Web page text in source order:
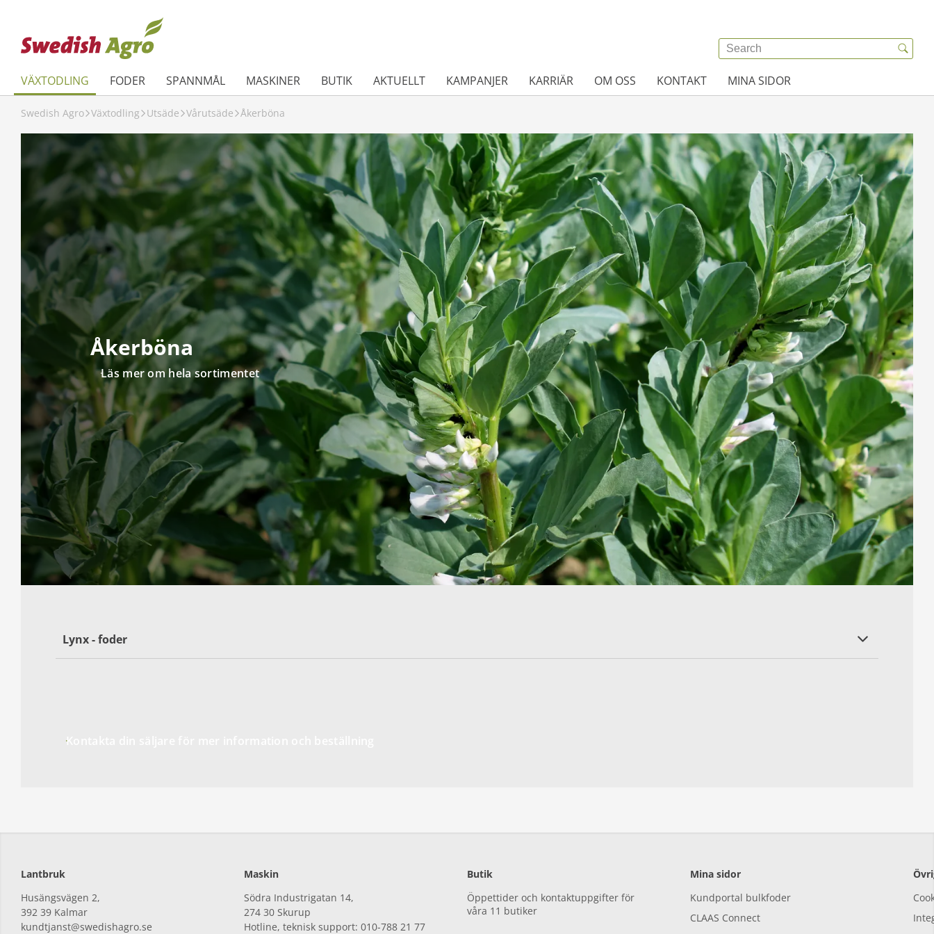
VÄXTODLING FODER SPANNMÅL MASKINER BUTIK AKTUELLT KAMPANJER KARRIÄR OM OSS KONTAKT MINA SIDOR
Swedish Agro Växtodling Utsäde Vårutsäde Åkerböna
Åkerböna
Läs mer om hela sortimentet
Lynx - foder
Kontakta din säljare för mer information och beställning
Lantbruk
Husängsvägen 2,
392 39 Kalmar
kundtjanst@swedishagro.se
Maskin
Södra Industrigatan 14,
274 30 Skurup
Hotline, teknisk support: 010-788 21 77
Butik
Öppettider och kontaktuppgifter för
våra 11 butiker
Mina sidor
Kundportal bulkfoder
CLAAS Connect